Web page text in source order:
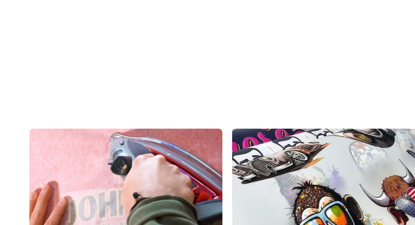
COMANDA!
LANSEAZA COMANDA PANA IN ORA 14:00 SI
GARANTAM CA ESTE PROCESATA SI PREDATA
CURIERULUI IN ACEEASI ZI , CU 95% SANSE SA
O PRIMESTI IN ZIUA *URMATOARE.
Home
Print DTF
Print DTF-UV
Preturi
Contact